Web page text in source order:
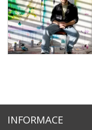
INFORMACE